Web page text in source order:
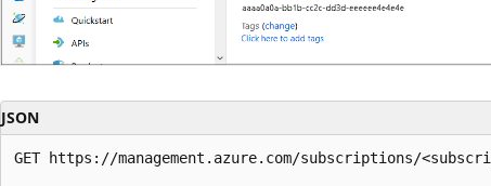
JSON
GET https://management.azure.com/subscriptions/